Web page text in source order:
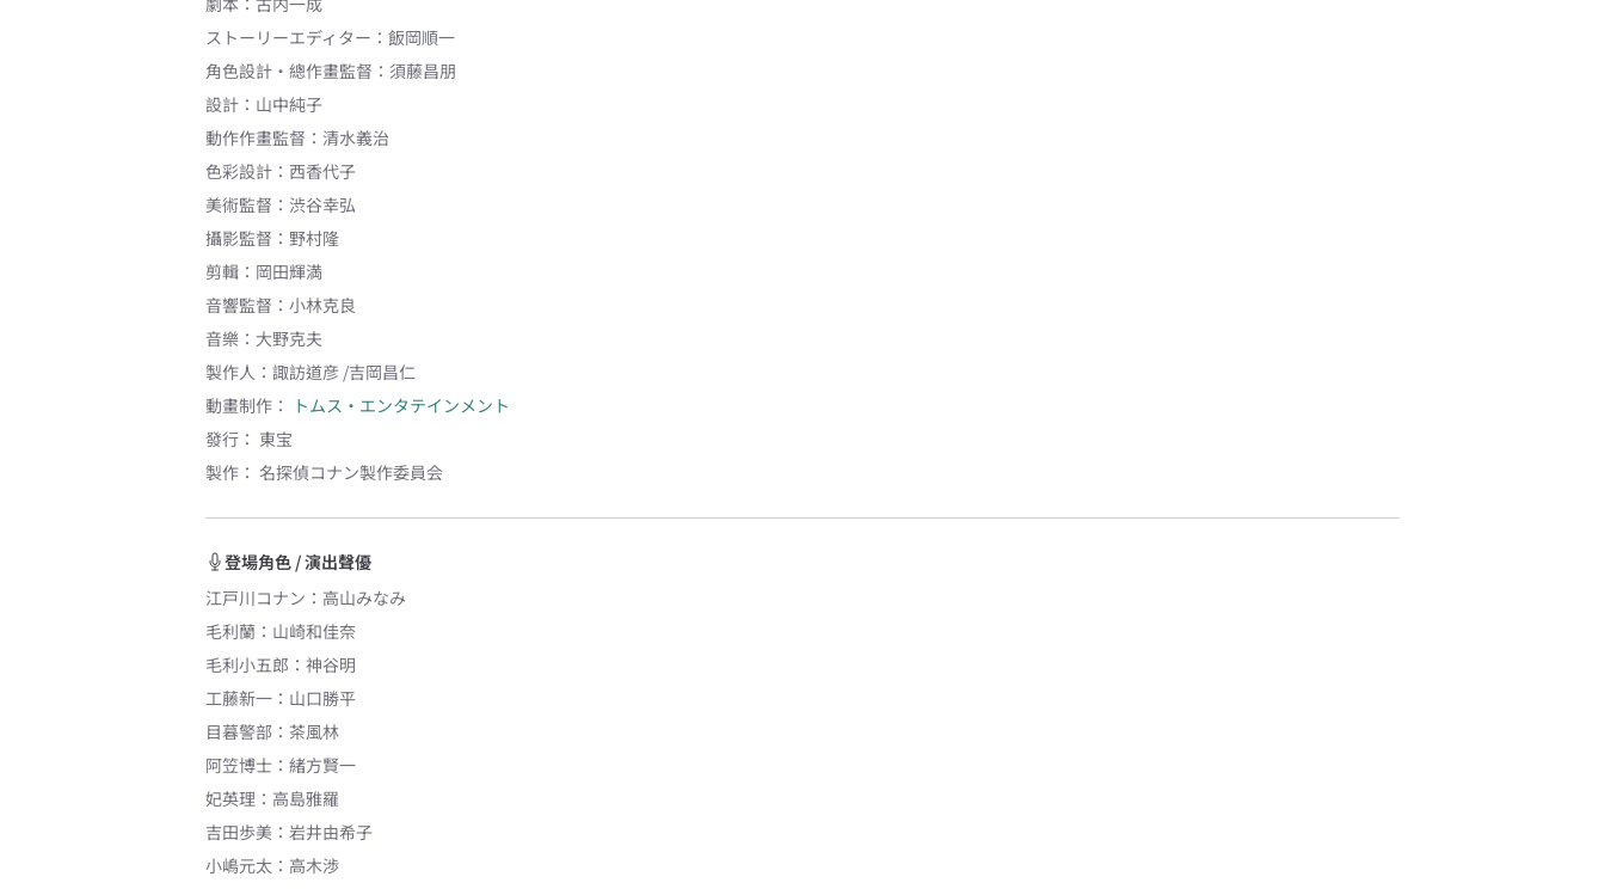
ストーリーエディター ： 飯岡順一
角色設計・總作畫監督 ： 須藤昌朋
設計 ： 山中純子
動作作畫監督 ： 清水義治
色彩設計 ： 西香代子
美術監督 ： 渋谷幸弘
攝影監督 ： 野村隆
剪輯 ： 岡田輝満
音響監督 ： 小林克良
音樂 ： 大野克夫
製作人 ： 諏訪道彦 /吉岡昌仁
動畫制作：
トムス・エンタテインメント
發行： 東宝
製作： 名探偵コナン製作委員会
登場角色 / 演出聲優
江戸川コナン ： 高山みなみ
毛利蘭 ： 山崎和佳奈
毛利小五郎 ： 神谷明
工藤新一 ： 山口勝平
目暮警部 ： 茶風林
阿笠博士 ： 緒方賢一
妃英理 ： 高島雅羅
吉田歩美 ： 岩井由希子
小嶋元太 ： 高木渉